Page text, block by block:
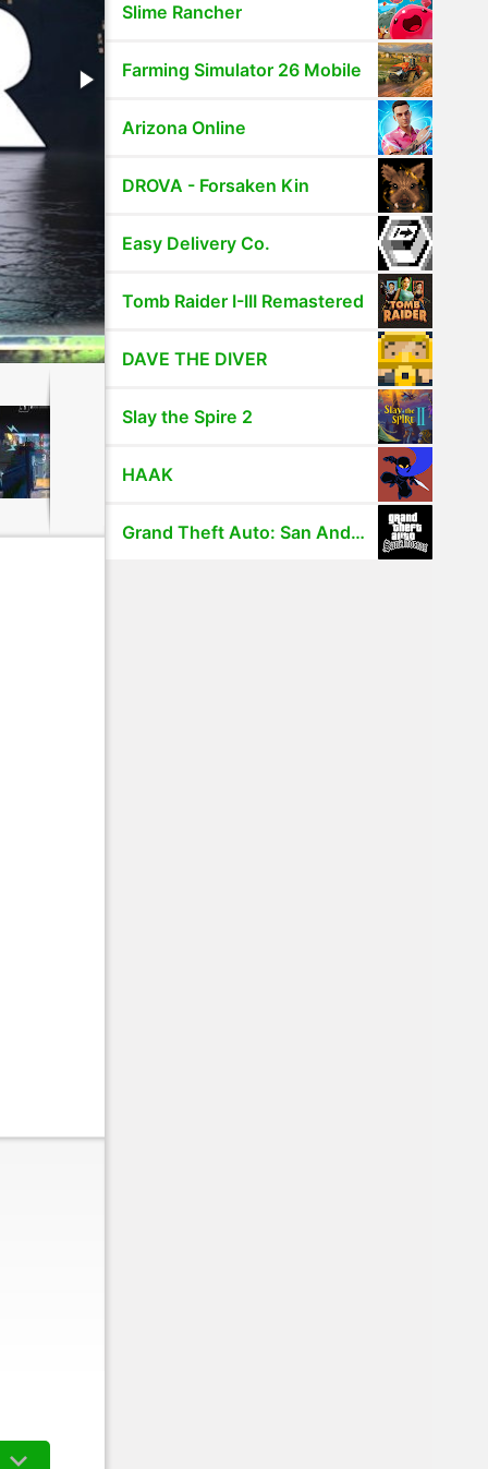
Slime Rancher
Farming Simulator 26 Mobile
Arizona Online
DROVA - Forsaken Kin
Easy Delivery Co.
Tomb Raider I-III Remastered
DAVE THE DIVER
Slay the Spire 2
HAAK
Grand Theft Auto: San Andreas